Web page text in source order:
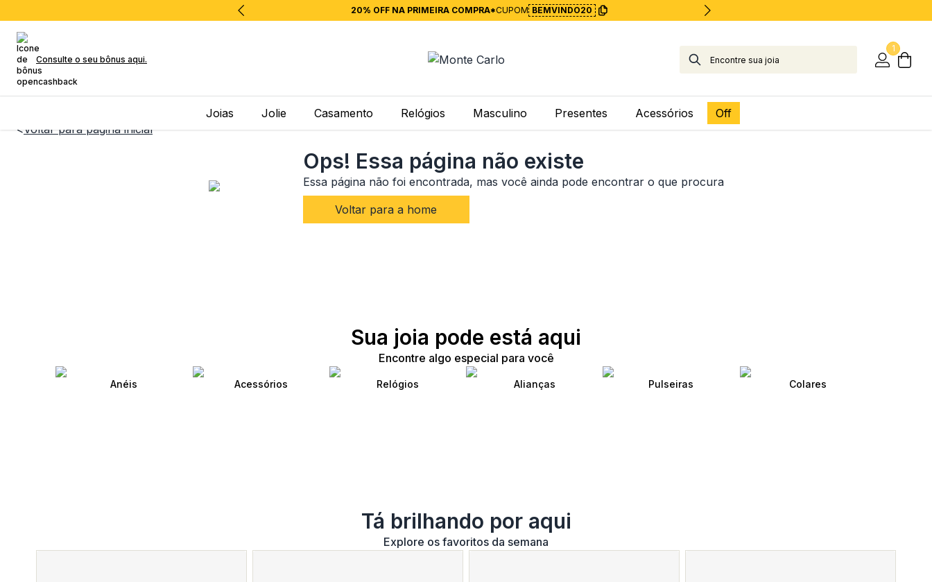
20% OFF NA PRIMEIRA COMPRA*CUPOM BEMVINDO20
Consulte o seu bônus aqui.
1
Joias Jolie Casamento Relógios Masculino Presentes Acessórios
Off
<Voltar para página inicial
Ops! Essa página não existe
Essa página não foi encontrada, mas você ainda pode encontrar o que procura
Voltar para a home
Sua joia pode está aqui
Encontre algo especial para você
Anéis Acessórios Relógios Alianças Pulseiras Colares
Tá brilhando por aqui
Explore os favoritos da semana